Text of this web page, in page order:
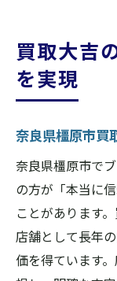
買取大吉
を実現
奈良県橿原市買
奈良県橿原市で
の方が「本当に
ことがあります
店舗として長年
価を得ています